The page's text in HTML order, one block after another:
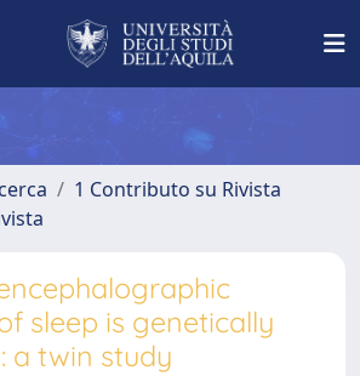
1 Contributo su Rivista
sleep is genetically
a twin study